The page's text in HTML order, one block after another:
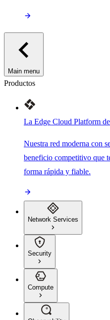
Main menu
Productos
La Edge Cloud Platform
Nuestra red moderna con
beneficio competitivo que
forma rápida y fiable.
Network Services
Security
Compute